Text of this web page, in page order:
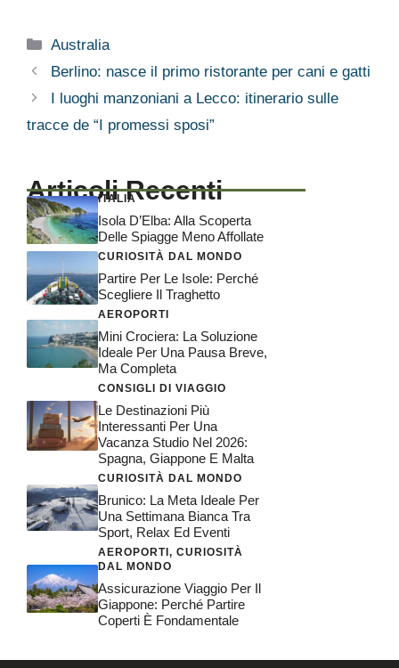
Categorie
Australia
Berlino: nasce il primo ristorante per cani e gatti
I luoghi manzoniani a Lecco: itinerario sulle
tracce de “I promessi sposi”
Articoli Recenti
ITALIA
Isola D’Elba: Alla Scoperta
Delle Spiagge Meno Affollate
CURIOSITÀ DAL MONDO
Partire Per Le Isole: Perché
Scegliere Il Traghetto
AEROPORTI
Mini Crociera: La Soluzione
Ideale Per Una Pausa Breve,
Ma Completa
CONSIGLI DI VIAGGIO
Le Destinazioni Più
Interessanti Per Una
Vacanza Studio Nel 2026:
Spagna, Giappone E Malta
CURIOSITÀ DAL MONDO
Brunico: La Meta Ideale Per
Una Settimana Bianca Tra
Sport, Relax Ed Eventi
AEROPORTI, CURIOSITÀ
DAL MONDO
Assicurazione Viaggio Per Il
Giappone: Perché Partire
Coperti È Fondamentale